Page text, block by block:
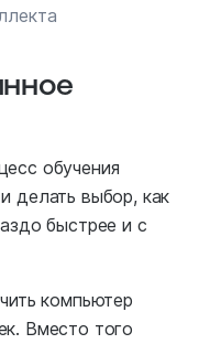
обучения
делать выбор, как
быстрее и с
компьютер
Вместо того